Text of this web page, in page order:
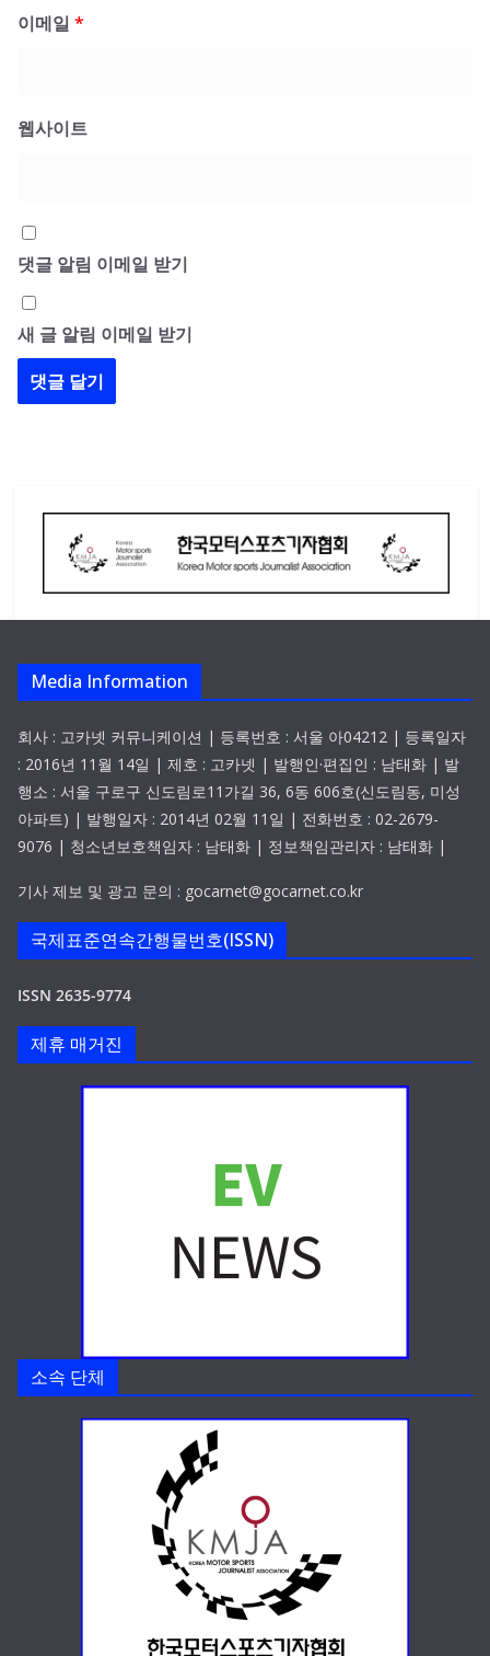
이메일 *
웹사이트
댓글 알림 이메일 받기
새 글 알림 이메일 받기
Media Information
회사 : 고카넷 커뮤니케이션 | 등록번호 : 서울 아04212 | 등록일자
: 2016년 11월 14일 | 제호 : 고카넷 | 발행인·편집인 : 남태화 | 발
행소 : 서울 구로구 신도림로11가길 36, 6동 606호(신도림동, 미성
아파트) | 발행일자 : 2014년 02월 11일 | 전화번호 : 02-2679-
9076 | 청소년보호책임자 : 남태화 | 정보책임관리자 : 남태화 |
기사 제보 및 광고 문의 : gocarnet@gocarnet.co.kr
국제표준연속간행물번호(ISSN)
ISSN 2635-9774
제휴 매거진
소속 단체